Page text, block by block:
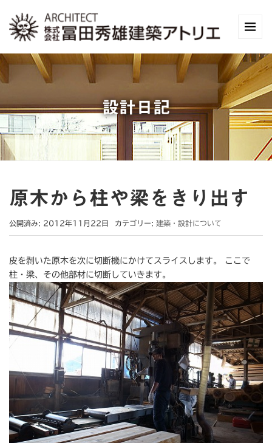
設計日記
原木から柱や梁をきり出す
公開済み: 2012年11月22日 カテゴリー: 建築・設計について
皮を剥いた原木を次に切断機にかけてスライスします。 ここで
柱・梁、その他部材に切断していきます。